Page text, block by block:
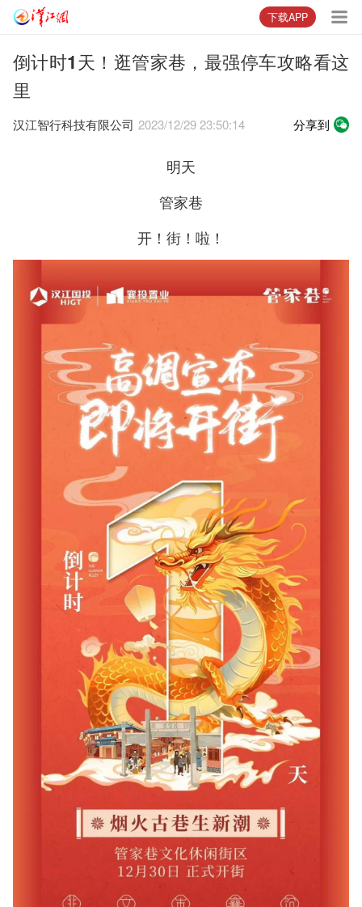
下载APP
倒计时1天！逛管家巷，最强停车攻略看这
里
汉江智行科技有限公司 2023/12/29 23:50:14 分享到
明天
管家巷
开！街！啦！